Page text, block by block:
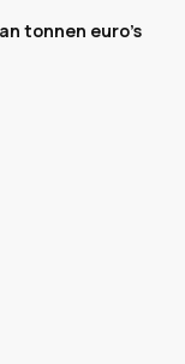
tonnen euro's